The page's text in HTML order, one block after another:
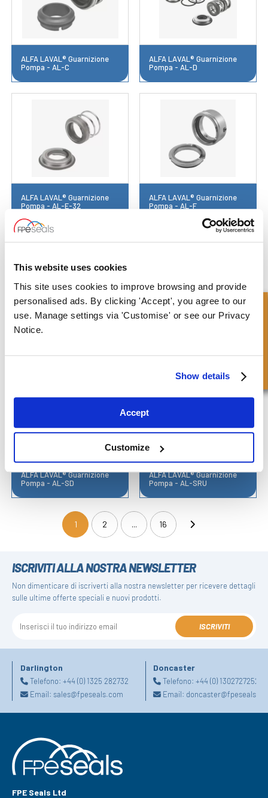
This website uses cookies
This site uses cookies to improve browsing and provide
personalised ads. By clicking 'Accept', you agree to our
use. Manage settings via 'Customise' or see our Privacy
Notice.
Show details
Accept
Customize
ALFA LAVAL® Guarnizione
Pompa - AL-C
ALFA LAVAL® Guarnizione
Pompa - AL-D
ALFA LAVAL® Guarnizione
Pompa - AL-E-32
ALFA LAVAL® Guarnizione
Pompa - AL-F
ALFA LAVAL® Guarnizione
ALFA LAVAL® Guarnizione
Pompa - AL-SD
ALFA LAVAL® Guarnizione
Pompa - AL-SRU
1(current)2 ... 16
ISCRIVITI ALLA NOSTRA NEWSLETTER
Non dimenticare di iscriverti alla nostra newsletter per ricevere dettagli
sulle ultime offerte speciali e nuovi prodotti.
ISCRIVITI
Darlington
Telefono: +44 (0) 1325 282732
Email: sales@fpeseals.com
Doncaster
Telefono:+44 (0) 1302727252
Email:
FPE Seals Ltd
Richiesta Veloce